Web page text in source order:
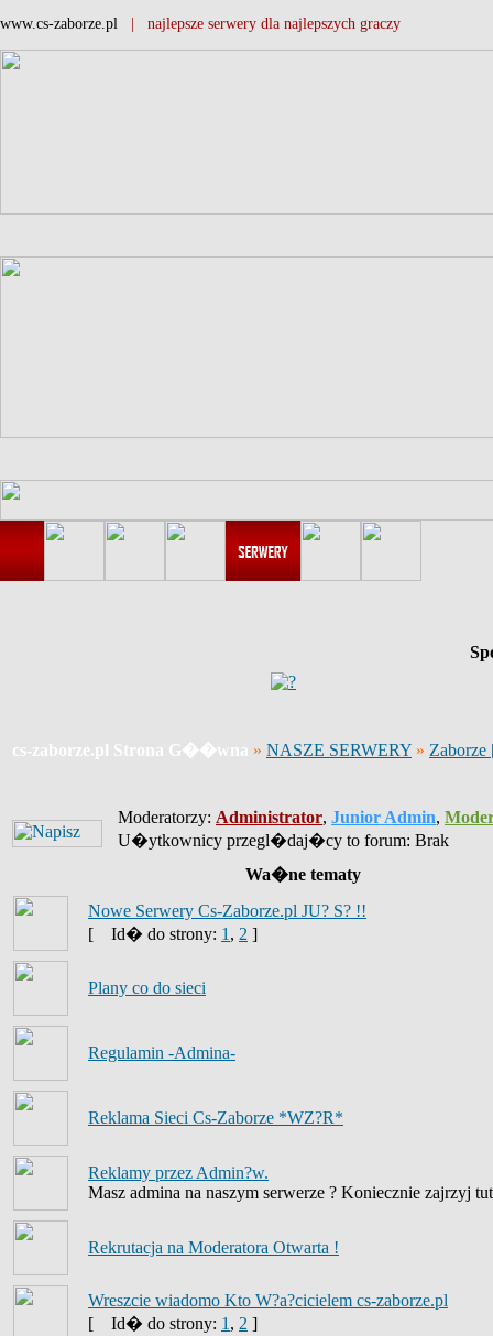
www.cs-zaborze.pl | najlepsze serwery dla najlepszych graczy
cs-zaborze.pl Strona G��wna » NASZE SERWERY » Zaborze
Moderatorzy: Administrator, Junior Admin,
U�ytkownicy przegl�daj�cy to forum: Brak
Wa�ne tematy
Nowe Serwery Cs-Zaborze.pl JU? S? !!
[
Id� do strony: 1 , 2 ]
Plany co do sieci
Regulamin -Admina-
Reklama Sieci Cs-Zaborze *WZ?R*
Reklamy przez Admin?w.
Masz admina na naszym serwerze ? Koniecznie zajrzyj
Rekrutacja na Moderatora Otwarta !
Wreszcie wiadomo Kto W?a?cicielem cs-zaborze.pl
[
Id� do strony: 1 , 2 ]